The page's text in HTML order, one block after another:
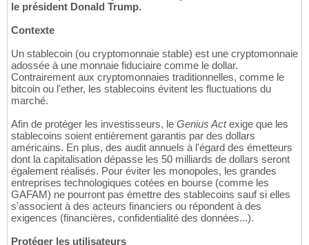
le président Donald Trump.
Contexte
Un stablecoin (ou cryptomonnaie stable) est une cryptomonnaie
adossée à une monnaie fiduciaire comme le dollar.
Contrairement aux cryptomonnaies traditionnelles, comme le
bitcoin ou l'ether, les stablecoins évitent les fluctuations du
marché.
Afin de protéger les investisseurs, le Genius Actexige que les
stablecoins soient entièrement garantis par des dollars
américains. En plus, des audit annuels à l'égard des émetteurs
dont la capitalisation dépasse les 50 milliards de dollars seront
également réalisés. Pour éviter les monopoles, les grandes
entreprises technologiques cotées en bourse (comme les
GAFAM) ne pourront pas émettre des stablecoins sauf si elles
s'associent à des acteurs financiers ou répondent à des
exigences (financières, confidentialité des données...).
Protéger les utilisateurs